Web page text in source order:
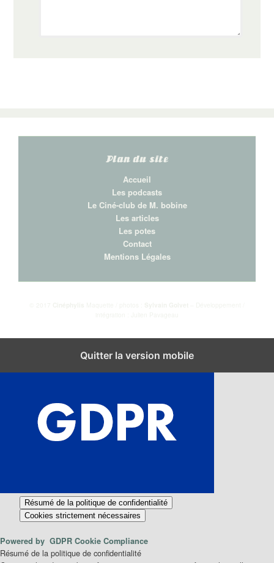
Plan du site
Accueil
Les podcasts
Le Ciné-club de M. bobine
Les articles
Les potes
Contact
Mentions Légales
Quitter la version mobile
Fermer les réglages des cookies GDPR
Résumé de la politique de confidentialité
Cookies strictement nécessaires
Powered by GDPR Cookie Compliance
Résumé de la politique de confidentialité